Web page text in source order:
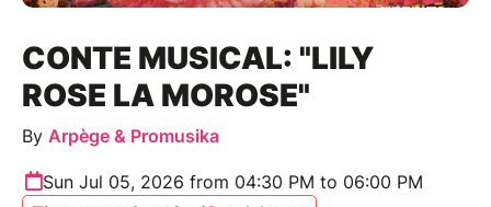
CONTE MUSICAL: "LILY
ROSE LA MOROSE"
By Arpège & Promusika
Sun Jul 05, 2026 from 04:30 PM to 06:00 PM